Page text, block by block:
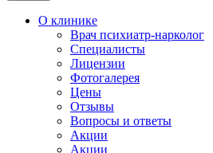
О клинике
Врач психиатр-нарколог
Специалисты
Лицензии
Фотогалерея
Цены
Отзывы
Вопросы и ответы
Акции
Акции